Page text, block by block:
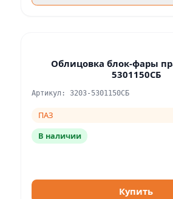
Облицовка блок-фары
5301150СБ
Артикул: 3203-5301150СБ
ПАЗ
В наличии
Купить